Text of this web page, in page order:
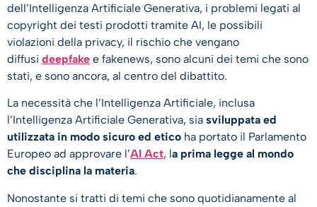
dell’Intelligenza Artificiale Generativa, i problemi legati al
copyright dei testi prodotti tramite AI, le possibili
violazioni della privacy, il rischio che vengano
diffusi deepfake e fakenews, sono alcuni dei temi che sono
stati, e sono ancora, al centro del dibattito.
La necessità che l’Intelligenza Artificiale, inclusa
l’Intelligenza Artificiale Generativa, sia sviluppata ed
utilizzata in modo sicuro ed etico ha portato il Parlamento
Europeo ad approvare l’AI Act, la prima legge al mondo
che disciplina la materia.
Nonostante si tratti di temi che sono quotidianamente al